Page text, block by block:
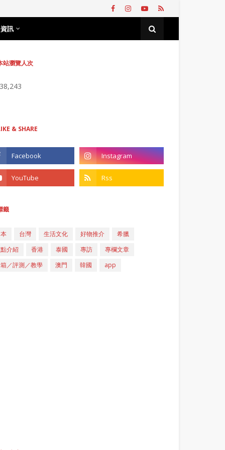
訊
站瀏覽人次
& SHARE
籤
台灣 生活文化 好物推介
希臘
介紹
香港 泰國 專訪
專欄文章
／評測／教學
澳門 韓國 app